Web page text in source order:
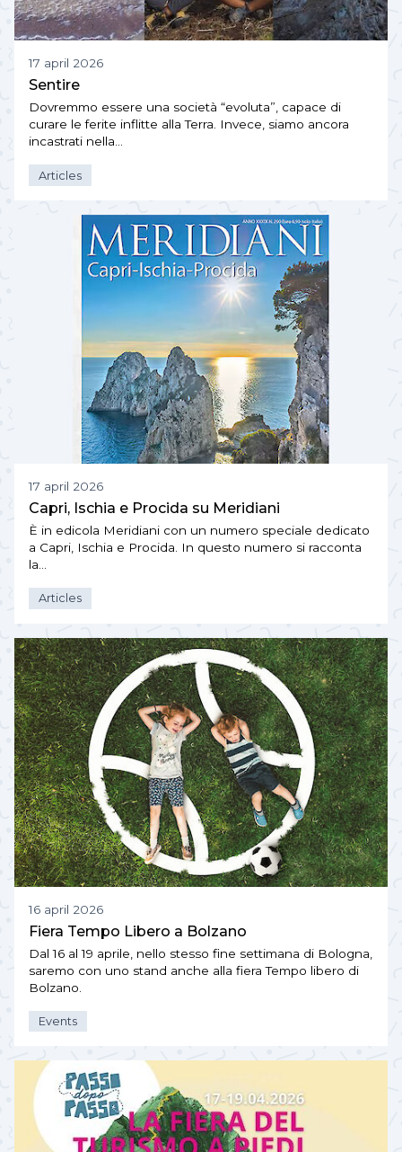
17 april 2026
Sentire
Dovremmo essere una società “evoluta”, capace di
curare le ferite inflitte alla Terra. Invece, siamo ancora
incastrati nella…
Articles
17 april 2026
Capri, Ischia e Procida su Meridiani
È in edicola Meridiani con un numero speciale dedicato
a Capri, Ischia e Procida. In questo numero si racconta
la…
Articles
16 april 2026
Fiera Tempo Libero a Bolzano
Dal 16 al 19 aprile, nello stesso fine settimana di Bologna,
saremo con uno stand anche alla fiera Tempo libero di
Bolzano.
Events